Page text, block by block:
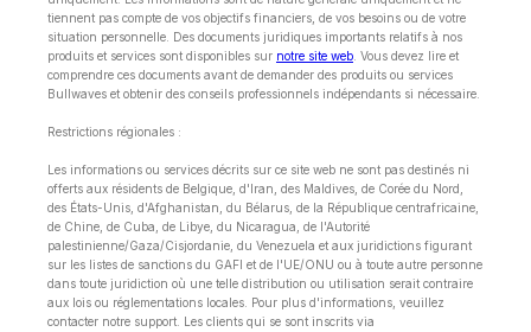
tiennent pas compte de vos objectifs financiers, de vos besoins ou de votre
situation personnelle. Des documents juridiques importants relatifs à nos
produits et services sont disponibles sur notre site web . Vous devez lire et
comprendre ces documents avant de demander des produits ou services
Bullwaves et obtenir des conseils professionnels indépendants si nécessaire.
Restrictions régionales :
Les informations ou services décrits sur ce site web ne sont pas destinés ni
offerts aux résidents de Belgique, d'Iran, des Maldives, de Corée du Nord,
des États-Unis, d'Afghanistan, du Bélarus, de la République centrafricaine,
de Chine, de Cuba, de Libye, du Nicaragua, de l'Autorité
palestinienne/Gaza/Cisjordanie, du Venezuela et aux juridictions figurant
sur les listes de sanctions du GAFI et de l'UE/ONU ou à toute autre personne
dans toute juridiction où une telle distribution ou utilisation serait contraire
aux lois ou réglementations locales. Pour plus d'informations, veuillez
contacter notre support. Les clients qui se sont inscrits via